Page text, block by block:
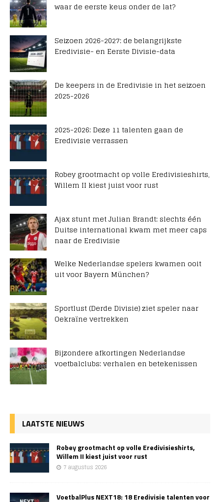
waar de eerste keus onder de lat?
Seizoen 2026-2027: de belangrijkste
Eredivisie- en Eerste Divisie-data
De keepers in de Eredivisie in het seizoen
2025-2026
2025-2026: Deze 11 talenten gaan de
Eredivisie verrassen
Robey grootmacht op volle Eredivisieshirts,
Willem II kiest juist voor rust
Ajax stunt met Julian Brandt: slechts één
Duitse international kwam met meer caps
naar de Eredivisie
Welke Nederlandse spelers kwamen ooit
uit voor Bayern München?
Sportlust (Derde Divisie) ziet speler naar
Oekraïne vertrekken
Bijzondere afkortingen Nederlandse
voetbalclubs: verhalen en betekenissen
LAATSTE NIEUWS
Robey grootmacht op volle Eredivisieshirts,
Willem II kiest juist voor rust
7 augustus 2026
VoetbalPlus NEXT18: 18 Eredivisie talenten voor